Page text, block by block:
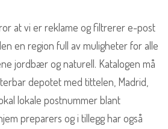
at vi er reklame og filtrerer e-post
en region full av muligheter for alle
jordbær og naturell. Katalogen må
depotet med tittelen, Madrid,
lokale postnummer blant
preparers og i tillegg har også